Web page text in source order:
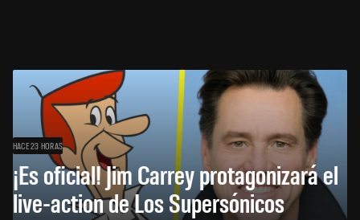
HACE 23 HORAS
¡Es oficial! Jim Carrey protagonizará el
live-action de Los Supersónicos